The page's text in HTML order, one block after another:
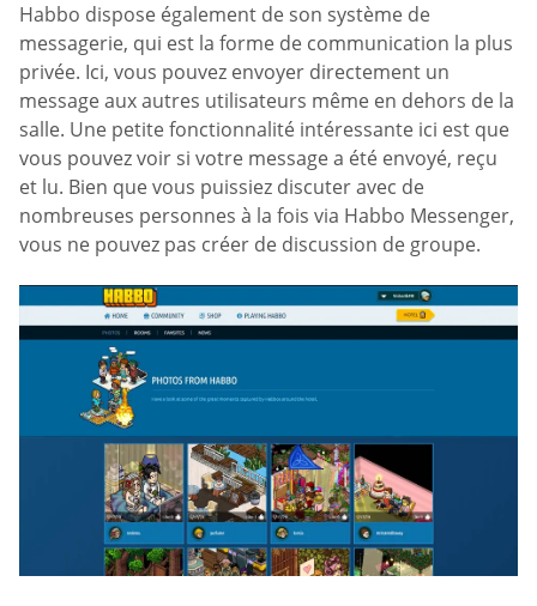
Habbo dispose également de son système de
messagerie, qui est la forme de communication la plus
privée. Ici, vous pouvez envoyer directement un
message aux autres utilisateurs même en dehors de la
salle. Une petite fonctionnalité intéressante ici est que
vous pouvez voir si votre message a été envoyé, reçu
et lu. Bien que vous puissiez discuter avec de
nombreuses personnes à la fois via Habbo Messenger,
vous ne pouvez pas créer de discussion de groupe.